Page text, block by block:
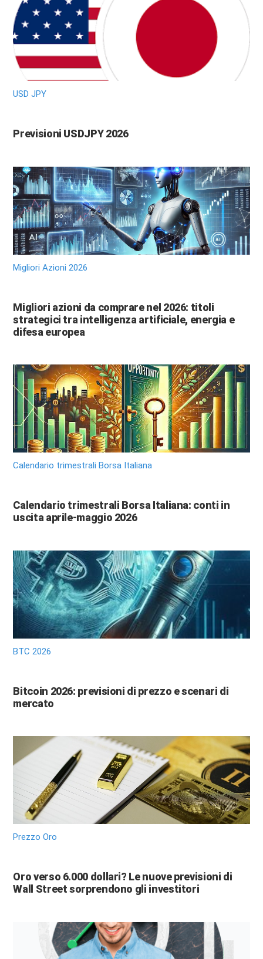
USD JPY
Previsioni USDJPY 2026
Migliori Azioni 2026
Migliori azioni da comprare nel 2026: titoli
strategici tra intelligenza artificiale, energia e
difesa europea
Calendario trimestrali Borsa Italiana
Calendario trimestrali Borsa Italiana: conti in
uscita aprile-maggio 2026
BTC 2026
Bitcoin 2026: previsioni di prezzo e scenari di
mercato
Prezzo Oro
Oro verso 6.000 dollari? Le nuove previsioni di
Wall Street sorprendono gli investitori